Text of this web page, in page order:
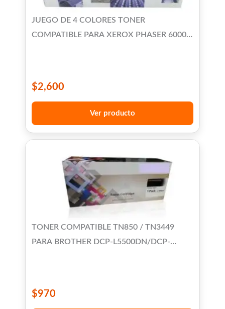
JUEGO DE 4 COLORES TONER
COMPATIBLE PARA XEROX PHASER 6000
$2,600
Ver producto
TONER COMPATIBLE TN850 / TN3449
PARA BROTHER DCP-L5500DN/DCP-
L6300/HL-L6400/MFC-
$970